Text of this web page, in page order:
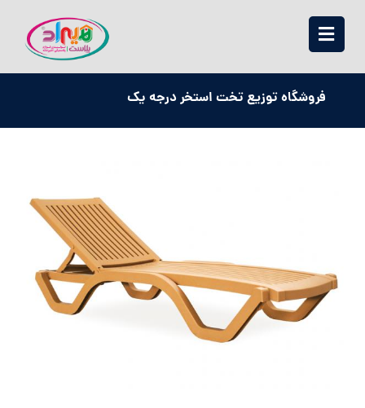
فروشگاه توزیع تخت استخر درجه یک